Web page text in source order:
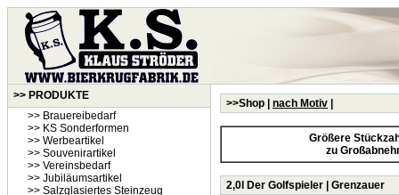
>> PRODUKTE
>> Brauereibedarf
>> KS Sonderformen
>> Werbeartikel
>> Souvenirartikel
>> Vereinsbedarf
>> Jubiläumsartikel
>> Salzglasiertes Steinzeug
>>Shop | nach Motiv
Größere
zu
2,0l Der Golfspieler | Grenzauer